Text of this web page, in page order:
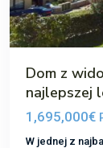
Dom z
najlepszej
1,695,000€
W jednej z